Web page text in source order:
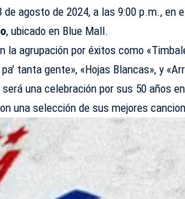
agosto de 2024, a las 9:00 p.m., en
, ubicado en Blue Mall.
la agrupación por éxitos como
tanta gente», «Hojas Blancas», y
una celebración por sus 50 años
una selección de sus mejores